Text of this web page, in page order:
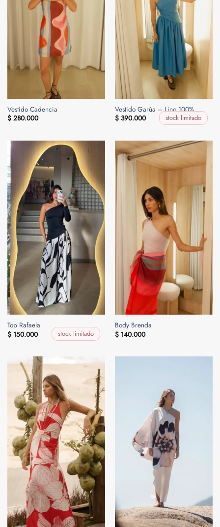
Vestido Cadencia
$280.000
Vestido Garúa – Lino 100%
stock limitado
$390.000
Top Rafaela
stock limitado
$150.000
Body Brenda
$140.000